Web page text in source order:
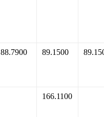
88.7900 89.1500
166.1100